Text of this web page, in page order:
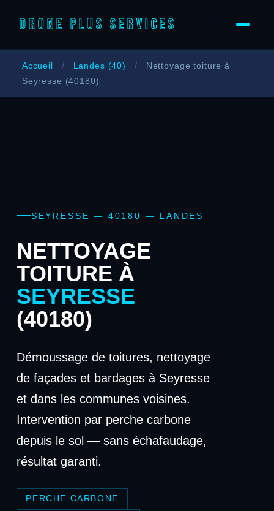
DRONE PLUS SERVICES
Accueil / Landes (40) /
Nettoyage toiture à
Seyresse (40180)
SEYRESSE — 40180 — LANDES
NETTOYAGE
TOITURE À
SEYRESSE
(40180)
Démoussage de toitures, nettoyage
de façades et bardages à Seyresse
et dans les communes voisines.
Intervention par perche carbone
depuis le sol — sans échafaudage,
résultat garanti.
PERCHE CARBONE